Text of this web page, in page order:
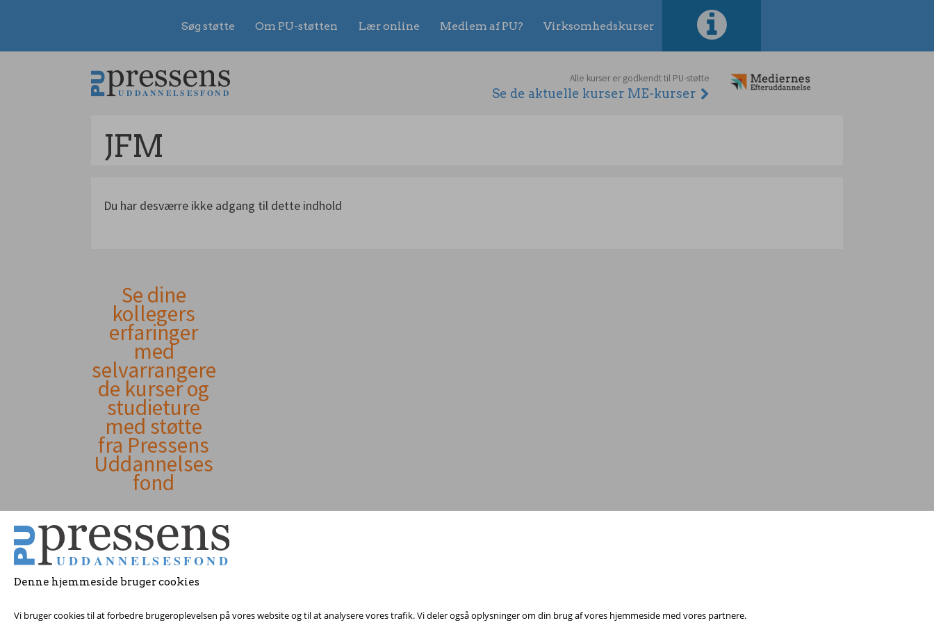
Denne hjemmeside bruger cookies
Vi bruger cookies til at forbedre brugeroplevelsen på vores website og til at analysere vores trafik. Vi deler også oplysninger om din brug af vores hjemmeside med vores partnere.
Søg støtte Om PU-støtten Lær online Medlem af PU? Virksomhedskurser
Alle kurser er godkendt til PU-støtte
Se de aktuelle kurser ME-kurser
JFM
Du har desværre ikke adgang til dette indhold
Andet
indhold
Se dine
kollegers
erfaringer
med
selvarrangere
de kurser og
studieture
med støtte
fra Pressens
Uddannelses
fond